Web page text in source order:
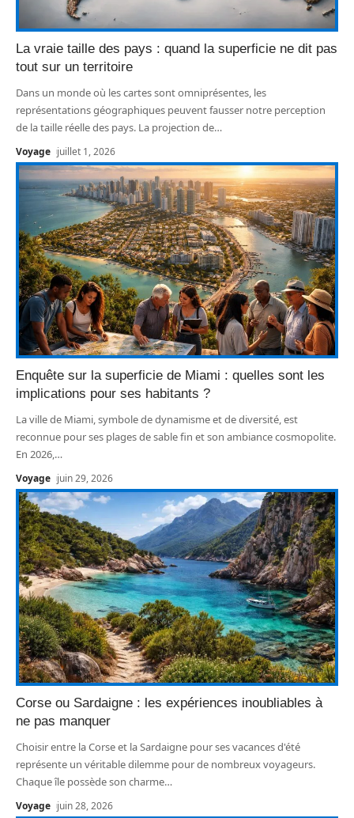
La vraie taille des pays : quand la superficie ne dit pas
tout sur un territoire
Dans un monde où les cartes sont omniprésentes, les
représentations géographiques peuvent fausser notre perception
de la taille réelle des pays. La projection de…
Voyage juillet 1, 2026
Enquête sur la superficie de Miami : quelles sont les
implications pour ses habitants ?
La ville de Miami, symbole de dynamisme et de diversité, est
reconnue pour ses plages de sable fin et son ambiance cosmopolite.
En 2026,…
Voyage juin 29, 2026
Corse ou Sardaigne : les expériences inoubliables à
ne pas manquer
Choisir entre la Corse et la Sardaigne pour ses vacances d'été
représente un véritable dilemme pour de nombreux voyageurs.
Chaque île possède son charme…
Voyage juin 28, 2026